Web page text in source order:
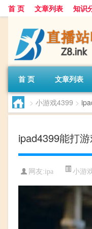
首 页 文章列表 知识
首 页 文章列表
> 小游戏4399 >
ipad4399能打
网友:ipa 小游